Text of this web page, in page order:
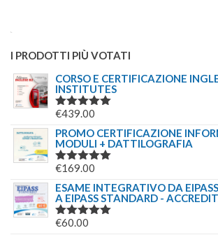
I PRODOTTI PIÙ VOTATI
CORSO E CERTIFICAZIONE
INSTITUTES
VALUTATO
€439.00
PROMO CERTIFICAZIONE
MODULI + DATTILOGRAFIA
VALUTATO
€169.00
ESAME INTEGRATIVO DA
A EIPASS STANDARD -
VALUTATO
€60.00